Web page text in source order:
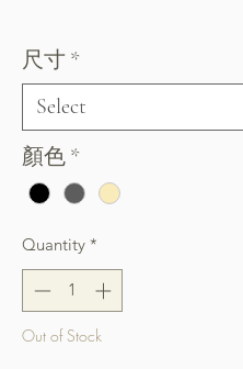
尺寸 *
顏色 *
Quantity *
Out of Stock